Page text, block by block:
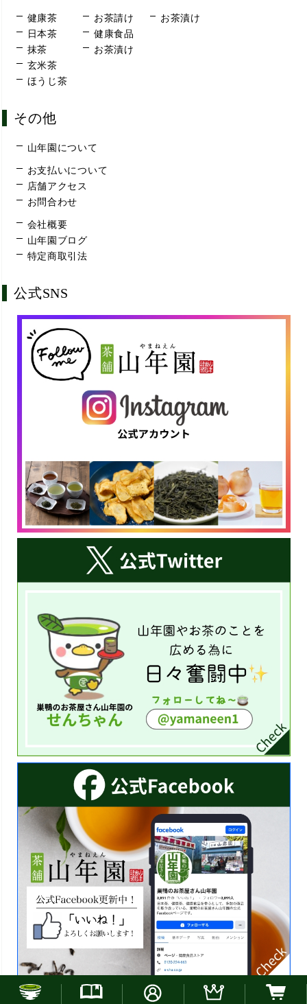
健康茶
日本茶
抹茶
玄米茶
ほうじ茶
お茶請け
健康食品
お茶漬け
お茶漬け
その他
山年園について
お支払いについて
店舗アクセス
お問合わせ
会社概要
山年園ブログ
特定商取引法
公式SNS
お電話でのご注文はこちら